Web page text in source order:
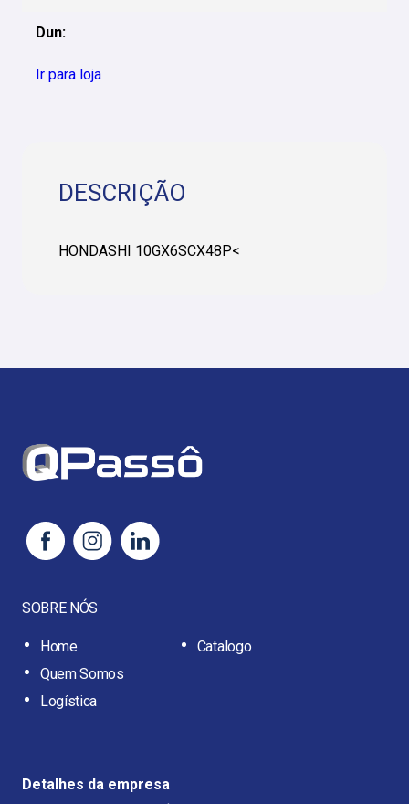
Dun:
Ir para loja
DESCRIÇÃO
HONDASHI 10GX6SCX48P<
SOBRE NÓS
Home
Quem Somos
Logística
Catalogo
Detalhes da empresa